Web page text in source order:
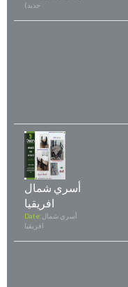
جديد)
أسري شمال
افريقيا
Date: أسري شمال
افريقيا